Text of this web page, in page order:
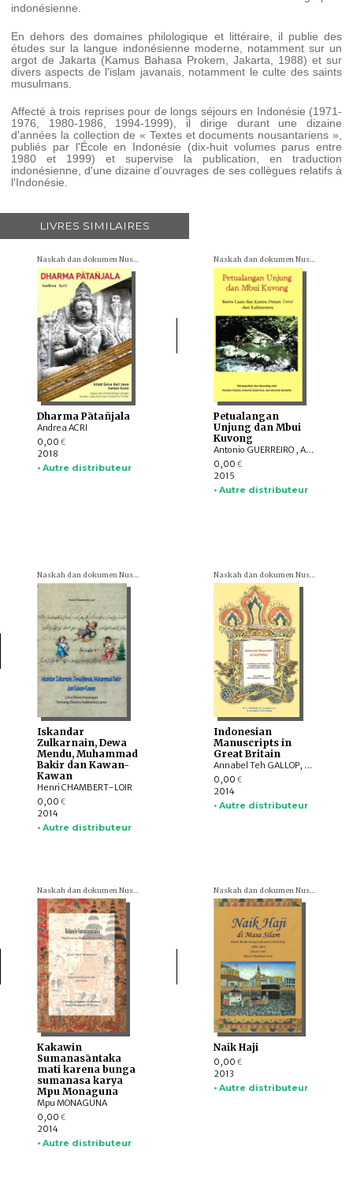
indonésienne.
En dehors des domaines philologique et littéraire, il publie des
études sur la langue indonésienne moderne, notamment sur un
argot de Jakarta (Kamus Bahasa Prokem , Jakarta, 1988) et sur
divers aspects de l'islam javanais, notamment le culte des saints
musulmans.
Affecté à trois reprises pour de longs séjours en Indonésie (1971-
1976, 1980-1986, 1994-1999), il dirige durant une dizaine
d'années la collection de « Textes et documents nousantariens »,
publiés par l'École en Indonésie (dix-huit volumes parus entre
1980 et 1999) et supervise la publication, en traduction
indonésienne, d'une dizaine d'ouvrages de ses collègues relatifs à
l'Indonésie.
LIVRES SIMILAIRES
Naskah dan dokumen Nusantara (= Textes et documents nusantariens)
Dharma Pātañjala
Andrea ACRI
0,00 €
2018
• Autre distributeur
Naskah dan dokumen Nusantara (= Textes et documents nusantariens)
Petualangan
Unjung dan Mbui
Kuvong
Antonio GUERREIRO , Agat KELIT, Antonia SORIENTE, Awang KIRUT, Jalé UNYAT, Kasim AMAT, Laing KELIT, Lawai ABO, Nicolas CESARD, Semion UBANG, Siran YAU
0,00 €
2015
• Autre distributeur
Naskah dan dokumen Nusantara (= Textes et documents nusantariens)
Iskandar
Zulkarnain, Dewa
Mendu, Muhammad
Bakir dan Kawan-
Kawan
Henri CHAMBERT-LOIR
0,00 €
2014
• Autre distributeur
Naskah dan dokumen Nusantara (= Textes et documents nusantariens)
Indonesian
Manuscripts in
Great Britain
Annabel Teh GALLOP, M.C. RICKLEFS, P. VOORHOEVE †
0,00 €
2014
• Autre distributeur
Naskah dan dokumen Nusantara (= Textes et documents nusantariens)
Kakawin
Sumanasāntaka
mati karena bunga
sumanasa karya
Mpu Monaguna
Mpu MONAGUNA
0,00 €
2014
• Autre distributeur
Naskah dan dokumen Nusantara (= Textes et documents nusantariens)
Naik Haji
0,00 €
2013
• Autre distributeur